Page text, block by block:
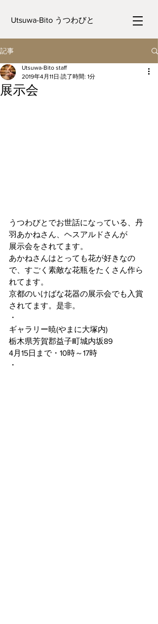
Utsuwa-Bito うつわびと
記事
展示会
Utsuwa-Bito staff
2019年4月11日 読了時間: 1分
うつわびとでお世話になっている、丹
羽あかねさん、ヘスアルドさんが
展示会をされてます。
あかねさんはとっても花が好きなの
で、すごく素敵な花瓶をたくさん作ら
れてます。
京都のいけばな花器の展示会でも入賞
されてます。是非。
・
ギャラリー暁(やまに大塚内)
栃木県芳賀郡益子町城内坂89
4月15日まで・10時～17時
・